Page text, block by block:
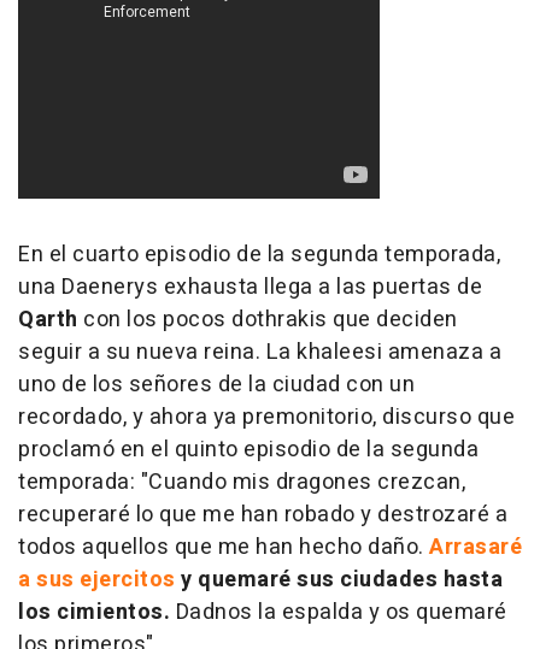
En el cuarto episodio de la segunda temporada,
una Daenerys exhausta llega a las puertas de
Qarth con los pocos dothrakis que deciden
seguir a su nueva reina. La khaleesi amenaza a
uno de los señores de la ciudad con un
recordado, y ahora ya premonitorio, discurso que
proclamó en el quinto episodio de la segunda
temporada: "Cuando mis dragones crezcan,
recuperaré lo que me han robado y destrozaré a
todos aquellos que me han hecho daño. Arrasaré
a sus ejercitos y quemaré sus ciudades hasta
los cimientos. Dadnos la espalda y os quemaré